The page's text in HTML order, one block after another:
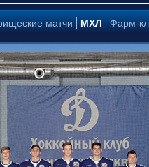
матчи МХЛ Фарм-